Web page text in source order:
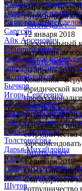
Кандидат
Гражданское право,
сопровождение
Саргсян
Айк Арсенович
Старший юрист
Гражданское право,
сопровождение
застройщиков
Бычков
Игорь Сергеевич
Старший юрист
Гражданское право,
сопровождение
судебные споры
Толстоногова
Дарья Михайловна
Юрист
Гражданское право,
недвижимостью,
Шутов
выражаю
сотрудникам
Читать далее....
12 января 2018
Баскетбольный
сотрудникам
Читать далее....
20 апреля 2020
Компания
юридической
Читать далее....
19 августа 2020
Настоящим
Читать далее....
12 января 2018
ООО
благодарность